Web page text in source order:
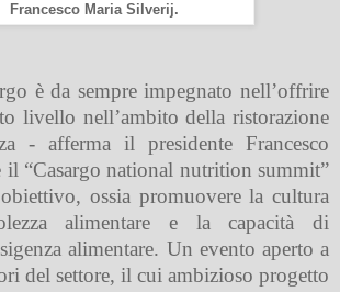
Francesco Maria Silverij.
è da sempre impegnato nell’offrire
livello nell’ambito della ristorazione
- afferma il presidente Francesco
“Casargo national nutrition summit”
ossia promuovere la cultura
alimentare e la capacità di
alimentare. Un evento aperto a
del settore, il cui ambizioso progetto